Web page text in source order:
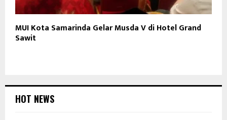
MUI Kota Samarinda Gelar Musda V di Hotel Grand
Sawit
HOT NEWS